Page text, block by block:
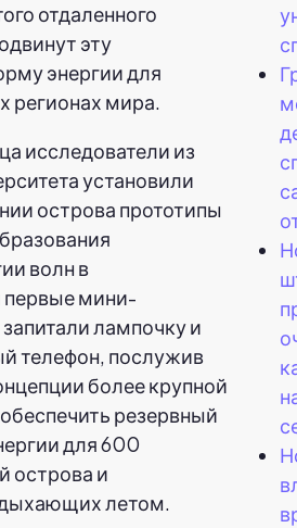
отдаленного
эту
энергии для
регионах мира.
исследователи из
установили
острова прототипы
волн в
первые мини-
лампочку и
телефон, послужив
более крупной
резервный
для 600
острова и
летом.